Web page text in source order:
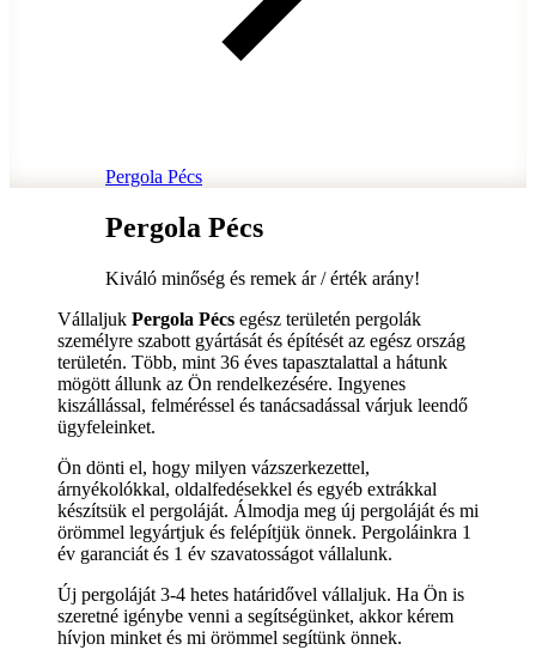
Pergola Pécs
Pergola Pécs
Kiváló minőség és remek ár / érték arány!
Vállaljuk Pergola Pécs egész területén pergolák
személyre szabott gyártását és építését az egész ország
területén. Több, mint 36 éves tapasztalattal a hátunk
mögött állunk az Ön rendelkezésére. Ingyenes
kiszállással, felméréssel és tanácsadással várjuk leendő
ügyfeleinket.
Ön dönti el, hogy milyen vázszerkezettel,
árnyékolókkal, oldalfedésekkel és egyéb extrákkal
készítsük el pergoláját. Álmodja meg új pergoláját és mi
örömmel legyártjuk és felépítjük önnek. Pergoláinkra 1
év garanciát és 1 év szavatosságot vállalunk.
Új pergoláját 3-4 hetes határidővel vállaljuk. Ha Ön is
szeretné igénybe venni a segítségünket, akkor kérem
hívjon minket és mi örömmel segítünk önnek.